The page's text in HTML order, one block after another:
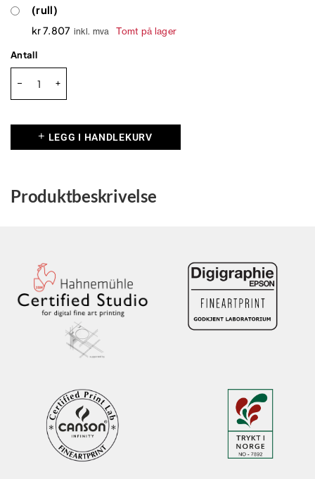
(rull)
kr7.807 inkl. mva Tomt på lager
Antall
LEGG I HANDLEKURV
Produktbeskrivelse